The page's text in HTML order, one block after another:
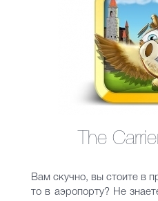
The
Вам скучно, вы стоите в
то в аэропорту? Не